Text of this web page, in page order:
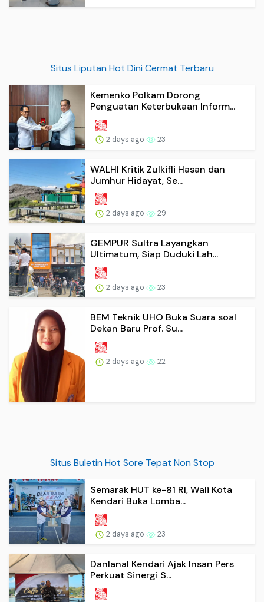
Situs Liputan Hot Dini Cermat Terbaru
Kemenko Polkam Dorong
Penguatan Keterbukaan Inform...
2 days ago 23
WALHI Kritik Zulkifli Hasan dan
Jumhur Hidayat, Se...
2 days ago 29
GEMPUR Sultra Layangkan
Ultimatum, Siap Duduki Lah...
2 days ago 23
BEM Teknik UHO Buka Suara soal
Dekan Baru Prof. Su...
2 days ago 22
Situs Buletin Hot Sore Tepat Non Stop
Semarak HUT ke-81 RI, Wali Kota
Kendari Buka Lomba...
2 days ago 23
Danlanal Kendari Ajak Insan Pers
Perkuat Sinergi S...